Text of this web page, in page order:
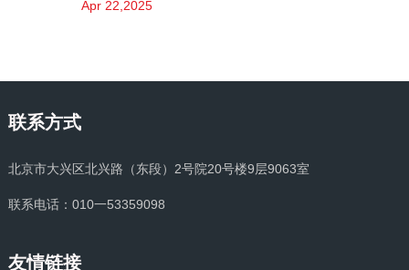
Apr 22,2025
联系方式
北京市大兴区北兴路（东段）2号院20号楼9层9063室
联系电话：010一53359098
友情链接